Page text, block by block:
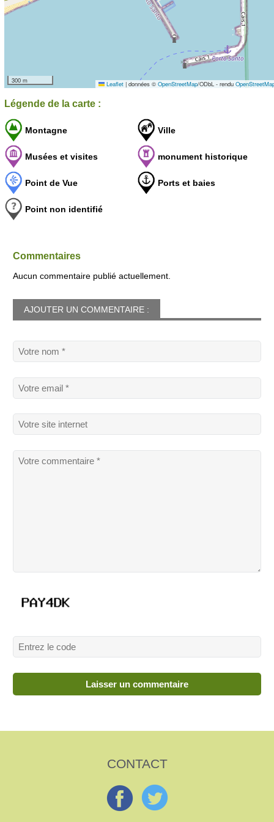
300 m Leaflet |données © OpenStreetMap/ODbL - rendu
Légende de la carte :
Montagne Ville
Musées et visites monument historique
Point de Vue Ports et baies
Point non identifié
Commentaires
Aucun commentaire publié actuellement.
AJOUTER UN COMMENTAIRE :
CONTACT